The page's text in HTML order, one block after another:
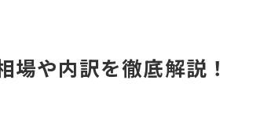
場や内訳を徹底解説！